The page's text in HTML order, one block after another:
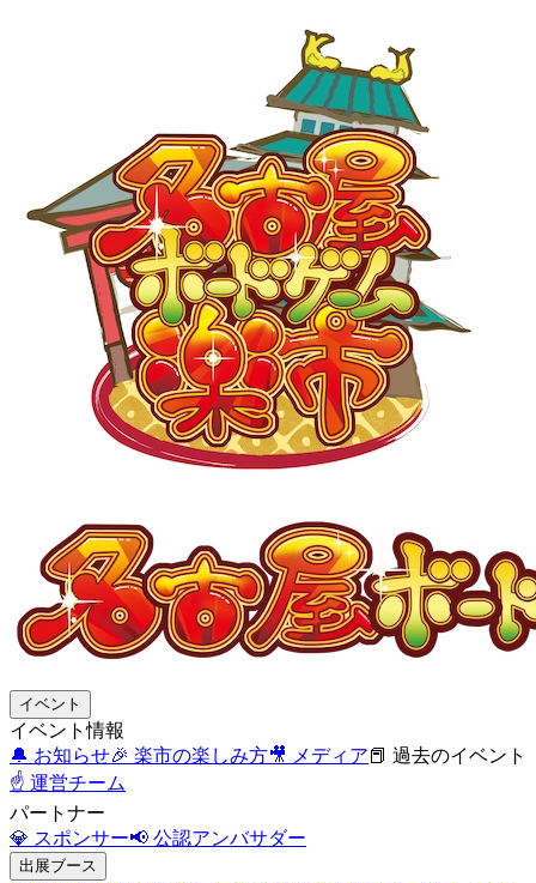
イベント
イベント情報
🔔 お知らせ🎉 楽市の楽しみ方🎥 メディア📕 過去のイベント
☝️ 運営チーム
パートナー
💎 スポンサー📢 公認アンバサダー
出展ブース